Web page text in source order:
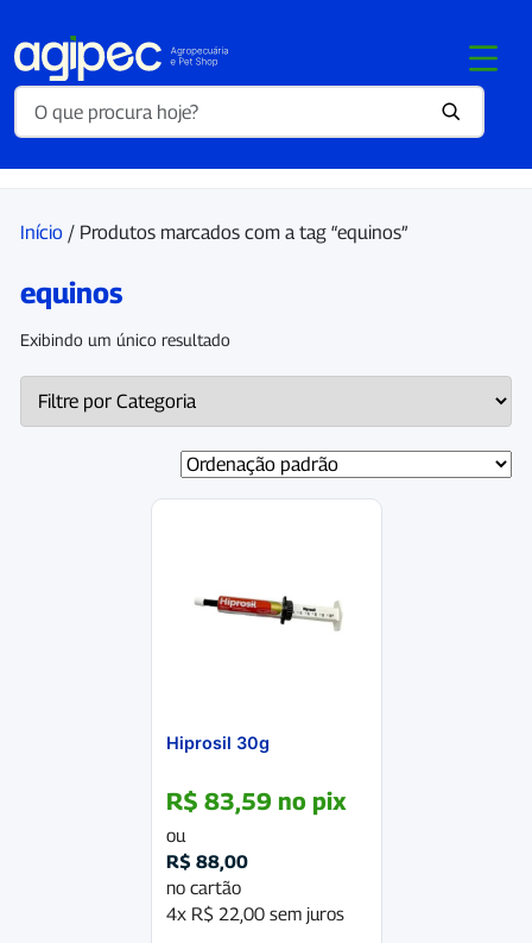
Início / Produtos marcados com a tag “equinos”
equinos
Exibindo um único resultado
Hiprosil 30g
R$ 83,59 no pix
ou
R$ 88,00
no cartão
4x R$22,00sem juros